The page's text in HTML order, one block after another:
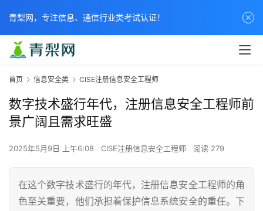
首页 信息安全类 CISE注册信息安全工程师
数字技术盛行年代，注册信息安全工程师前
景广阔且需求旺盛
2025年5月9日 上午6:08 CISE注册信息安全工程师 阅读 279
在这个数字技术盛行的年代，注册信息安全工程师的角
色至关重要，他们承担着保护信息系统安全的重任。下
青梨网，专注信息、通信行业类考试认证！